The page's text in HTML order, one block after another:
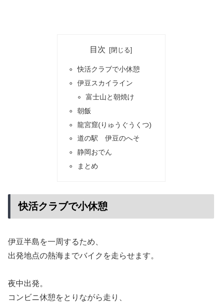
目次
快活クラブで小休憩
伊豆スカイライン
富士山と朝焼け
朝飯
龍宮窟(りゅうぐうくつ)
道の駅 伊豆のへそ
静岡おでん
まとめ
快活クラブで小休憩
伊豆半島を一周するため、
出発地点の熱海までバイクを走らせます。
夜中出発。
コンビニ休憩をとりながら走り、